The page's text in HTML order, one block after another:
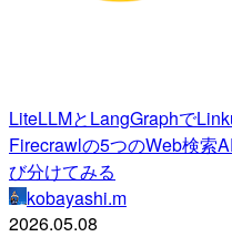
LiteLLMとLangGraphで
Firecrawlの5つのWeb検索
び分けてみる
kobayashi.m
2026.05.08